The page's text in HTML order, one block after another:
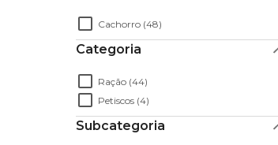
Cachorro (48)
Categoria
Ração (44)
Petiscos (4)
Subcategoria